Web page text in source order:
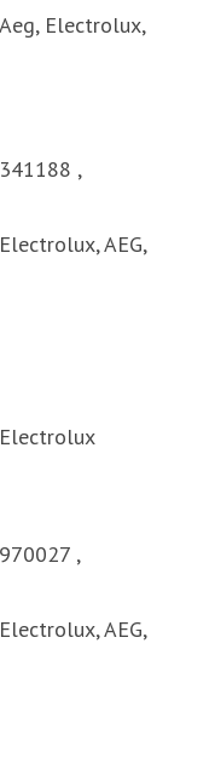
Electrolux,
,
AEG,
,
AEG,